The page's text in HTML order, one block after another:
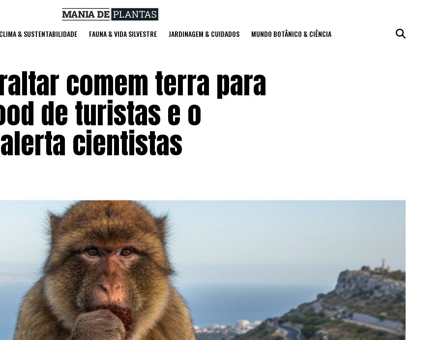
& SUSTENTABILIDADE FAUNA & VIDA SILVESTRE JARDINAGEM & CUIDADOS MUNDO BOTÂNICO & CIÊNCIA
comem terra para
de turistas e o
cientistas